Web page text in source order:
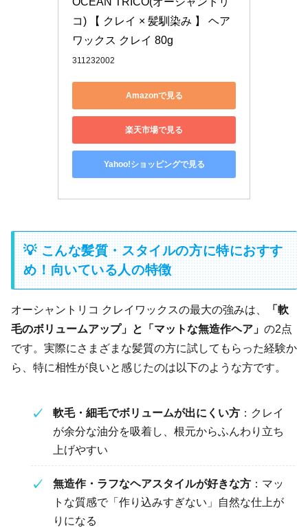
コ) 【 クレイ × 髪馴染み 】 ヘア
ワックス クレイ 80g
311232002
Amazonで見る
楽天市場で見る
Yahoo!ショッピングで見る
💡 こんな髪質・スタイルの方に特におすす
め！向いている人の特徴
オーシャントリコ クレイワックスの最大の強みは、
「軟
毛のボリュームアップ」と「マットな無造作ヘア」 の2点
です。実際にさまざまな髪質の方に試してもらった経験か
ら、特に相性が良いと感じたのは以下のような方です。
軟毛・細毛でボリュームが出にくい方 ：クレイ
が余分な油分を吸着し、根元からふんわり立ち
上げやすい
無造作・ラフなヘアスタイルが好きな方 ：マッ
トな質感で「作り込みすぎない」自然な仕上が
りになる